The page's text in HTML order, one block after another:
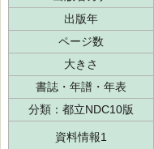
出版年
ページ数
大きさ
書誌・年譜・年表
分類：都立NDC10版
資料情報1